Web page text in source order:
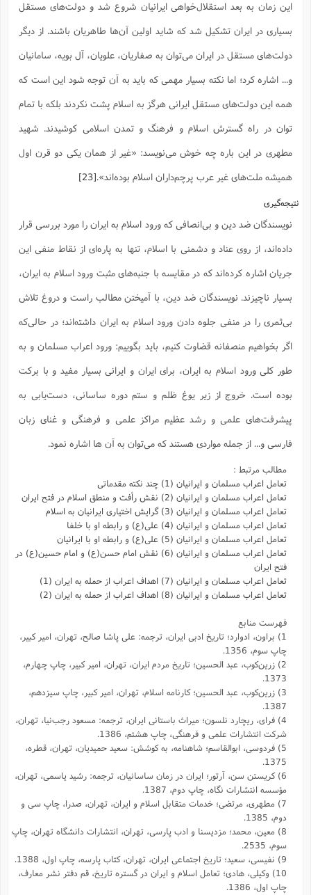
این زمان به بعد استقلال‌خواهی ایرانیان شروع شد و دولت‌های مستقل
بسیاری در ایران تشکیل شد که شاید اولین آن‌ها طاهریان باشند. از دیگر
دولت‌های مستقل در ایران می‌توان به صفاریان، علویان، آل بویه، سامانیان
و... اشاره کرد؛ اما نکته بسیار مهمی که باید به آن توجه شود این است که
همه این دولت‌های مستقل ایرانی هرگز به اسلام پشت نکردند بلکه با تمام
توان در راه گسترش اسلام و فرهنگ و تمدن اسلامی کوشیدند. شهید
مطهری در این باره چه خوش می‌نویسد: «غیر از همان یکی دو قرن اول
همیشه ملت‌های غیر عرب پرچم‌داران اسلام بوده‌اند».[23]
نتیجه‌گیری
نویسندگان ضد دین و بی‌انصافی که ورود اسلام به ایران را مورد بررسی قرار
داده‌اند، از روی عناد و دشمنی با اسلام، تنها به پاره‌ای از نقاط منفی این
جریان اشاره کرده‌اند که در مقایسه با جنبه‌های مثبت ورود اسلام به ایران،
بسیار ناچیزند. نویسندگان ضد دین، با آمیختن مطالب راست و دروغ تلاش
بی‌ثمری را در منفی جلوه دادن ورود اسلام به ایران داشته‌اند؛ در حالی‌که
اگر بخواهیم منصفانه قضاوت کنیم، باید بگوییم: ورود اعراب مسلمان و به
طور کلی ورود اسلام به ایران، برای ایران و ایرانی بسیار مفید و با برکت
بوده است. خروج از زیر یوغ ظلم و ستم دوره ساسانی، دست‌یابی به
پیشرفت‌های علمی و رشد عظیم مراکز علمی و فرهنگی و غنای زبان
فارسی و... از جمله مواردی هستند که می‌توان به آن ها اشاره نمود.
مطالب مرتبط :
تعامل اعراب مسلمان و ایرانیان (1) چند نکته مقدماتی
تعامل اعراب مسلمان و ایرانیان (2) نقش رأفت و منطق اسلام در فتح ایران
تعامل اعراب مسلمان و ایرانیان (3) گرایش اختیاری ایرانیان به اسلام
تعامل اعراب مسلمان و ایرانیان (4) علی(ع) و رابطه او با خلفا
تعامل اعراب مسلمان و ایرانیان (5) علی(ع) و رابطه‌ او با ایرانیان
تعامل اعراب مسلمان و ایرانیان (6) نقش امام حسن(ع) و امام حسین(ع) در
فتح ایران
تعامل اعراب مسلمان و ایرانیان (7) اهداف اعراب از حمله به ایران (1)
تعامل اعراب مسلمان و ایرانیان (8) اهداف اعراب از حمله به ایران (2)
فهرست منابع
1) براون، ادوارد؛ تاریخ ادبی ایران، ترجمه: علی پاشا صالح، تهران، امیر کبیر،
چاپ سوم، 1356.
2) زرین‌کوب، عبد الحسین؛ تاریخ مردم ایران، تهران،‌ امیر کبیر، چاپ چهارم،
1373.
3) زرین‌کوب، عبد الحسین؛ کارنامه اسلام، تهران، امیر کبیر، چاپ سیزدهم،
1387.
4) فرای، ریچارد نلسون؛ میراث باستانی ایران، ترجمه: مسعود رجب‌نیا، تهران،
شرکت انتشارات علمی و فرهنگی، چاپ هشتم، 1386.
5) فردوسی، ابوالقاسم؛ شاهنامه، به کوشش: سعید حمیدیان، تهران، قطره،
1375.
6) کریستن سن، آرتور؛ ایران در زمان ساسانیان، ترجمه: رشید یاسمی، تهران،
مؤسسه انتشارات نگاه، چاپ دوم، 1387.
7) مطهری، مرتضی؛ خدمات متقابل اسلام و ایران، تهران، صدرا، چاپ سی و
دوم، 1385.
8) معین، محمد؛ مزدیسنا و ادب پارسی، تهران، ‌انتشارات دانشگاه تهران، چاپ
سوم، 2535.
9) نفیسی، سعید؛ تاریخ اجتماعی ایران، تهران، کتاب پارسه، چاپ اول، 1388.
10) وکیلی، هادی؛ تعامل اسلام و ایران در گستره تاریخ، ‌قم دفتر نشر معارف،
چاپ اول، 1386.